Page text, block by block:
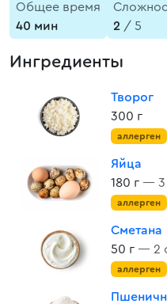
Общее время
40 мин
2 / 5
Ингредиенты
Творог
300 г
аллерген
Яйца
180 г — 3
аллерген
Сметана
50 г — 2
аллерген